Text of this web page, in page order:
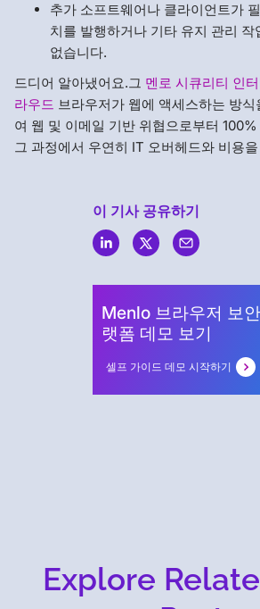
추가 소프트웨어나 클라이언트가
치를 발행하거나 기타 유지 관리
없습니다.
드디어 알아냈어요.그 멘로 시큐리티 인
라우드 브라우저가 웹에 액세스하는 방
여 웹 및 이메일 기반 위협으로부터
그 과정에서 우연히 IT 오버헤드와 비용
이 기사 공유하기
Menlo 브라우저 보
랫폼 데모 보기
셀프 가이드 데모 시작하기
Explore